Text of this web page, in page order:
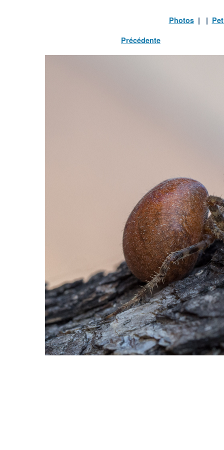
Photos| |
Précédente